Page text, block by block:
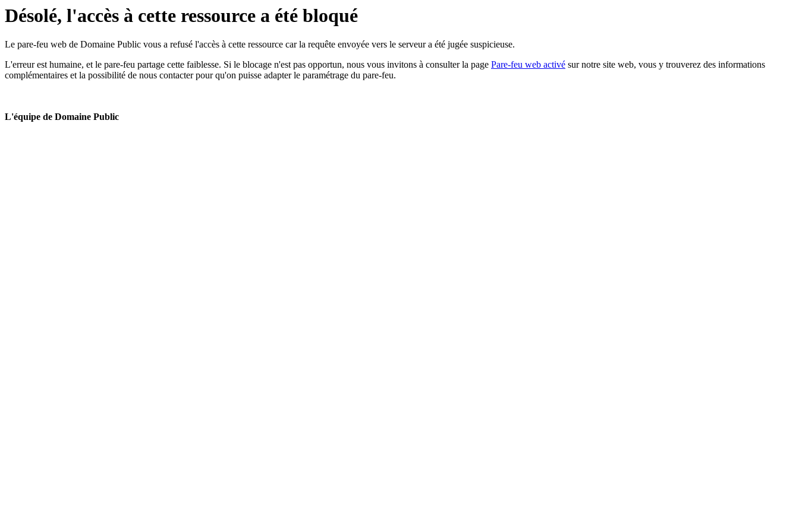
Désolé, l'accès à cette ressource a été bloqué
Le pare-feu web de Domaine Public vous a refusé l'accès à cette ressource car la requête envoyée vers le serveur a été jugée suspicieuse.
L'erreur est humaine, et le pare-feu partage cette faiblesse. Si le blocage n'est pas opportun, nous vous invitons à consulter la page Pare-feu web activé sur notre site web, vous y trouverez des informations
complémentaires et la possibilité de nous contacter pour qu'on puisse adapter le paramétrage du pare-feu.
L'équipe de Domaine Public